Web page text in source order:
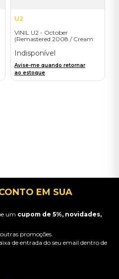
U2
VINIL U2 - October
(Remastered 2008 / Cream
Indisponível
Avise-me quando retornar
ao estoque
EM SUA
um cupom de 5%, novidades,
promoções.
de entrada do seu email dentro de